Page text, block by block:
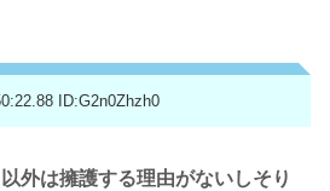
ID:G2n0Zhzh0
外は擁護する理由がないしそり